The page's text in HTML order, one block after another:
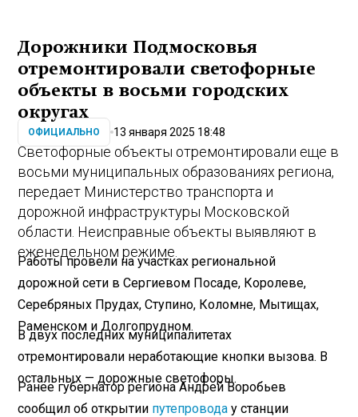
Дорожники Подмосковья
отремонтировали светофорные
объекты в восьми городских
округах
ОФИЦИАЛЬНО 13 января 2025 18:48
Светофорные объекты отремонтировали еще в
восьми муниципальных образованиях региона,
передает Министерство транспорта и
дорожной инфраструктуры Московской
области. Неисправные объекты выявляют в
еженедельном режиме.
Работы провели на участках региональной
дорожной сети в Сергиевом Посаде, Королеве,
Серебряных Прудах, Ступино, Коломне, Мытищах,
Раменском и Долгопрудном.
В двух последних муниципалитетах
отремонтировали неработающие кнопки вызова. В
остальных — дорожные светофоры.
Ранее губернатор региона Андрей Воробьев
сообщил об открытии путепровода у станции